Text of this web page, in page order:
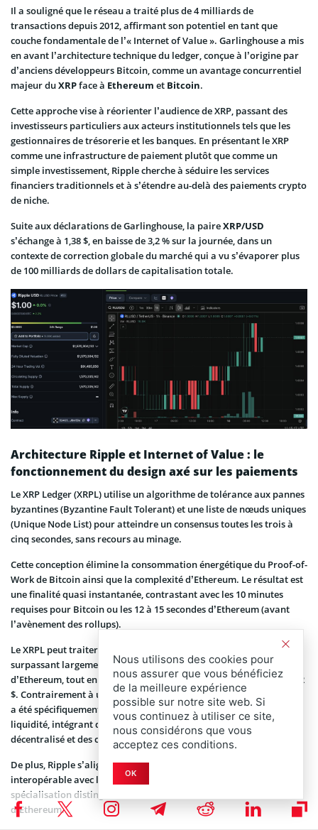
Il a souligné que le réseau a traité plus de 4 milliards de
transactions depuis 2012, affirmant son potentiel en tant que
couche fondamentale de l’« Internet of Value ». Garlinghouse a mis
en avant l’architecture technique du ledger, conçue à l’origine par
d’anciens développeurs Bitcoin, comme un avantage concurrentiel
majeur duXRPface à Ethereum et Bitcoin.
Cette approche vise à réorienter l’audience de XRP, passant des
investisseurs particuliers aux acteurs institutionnels tels que les
gestionnaires de trésorerie et les banques. En présentant le XRP
comme une infrastructure de paiement plutôt que comme un
simple investissement, Ripple cherche à séduire les services
financiers traditionnels et à s’étendre au-delà des paiements crypto
de niche.
Suite aux déclarations de Garlinghouse, la paireXRP/USD
s’échange à 1,38 $, en baisse de 3,2 % sur la journée, dans un
contexte de correction globale du marché qui a vu s’évaporer plus
de 100 milliards de dollars de capitalisation totale.
Architecture Ripple et Internet of Value : le
fonctionnement du design axé sur les paiements
Le XRP Ledger (XRPL) utilise un algorithme de tolérance aux pannes
byzantines (Byzantine Fault Tolerant) et une liste de nœuds uniques
(Unique Node List) pour atteindre un consensus toutes les trois à
cinq secondes, sans recours au minage.
Cette conception élimine la consommation énergétique du Proof-of-
Work de Bitcoin ainsi que la complexité d’Ethereum. Le résultat est
une finalité quasi instantanée, contrastant avec les 10 minutes
requises pour Bitcoin ou les 12 à 15 secondes d’Ethereum (avant
l’avènement des rollups).
Le XRPL peut traiter près de 1 500 transactions par seconde (TPS),
surpassant largement les 7 TPS de Bitcoin et la capacité
d’Ethereum, tout en maintenant des frais minimes d’environ 0,0002
$. Contrairement à une plateforme généraliste comme Ethereum, il
a été spécifiquement conçu pour les paiements et les flux de
liquidité, intégrant des primitives financières telles qu’un exchange
décentralisé et des canaux de paiement.
De plus, Ripple s’aligne sur les normes
interopérable avec les systèmes bancaires existants. Cette
spécialisation distingue nettement l’architecture du XRPL de celle
d’Ethereum.
Nous utilisons des cookies pour
nous assurer que vous bénéficiez
de la meilleure expérience
possible sur notre site web. Si
vous continuez à utiliser ce site,
nous considérons que vous
acceptez ces conditions.
OK